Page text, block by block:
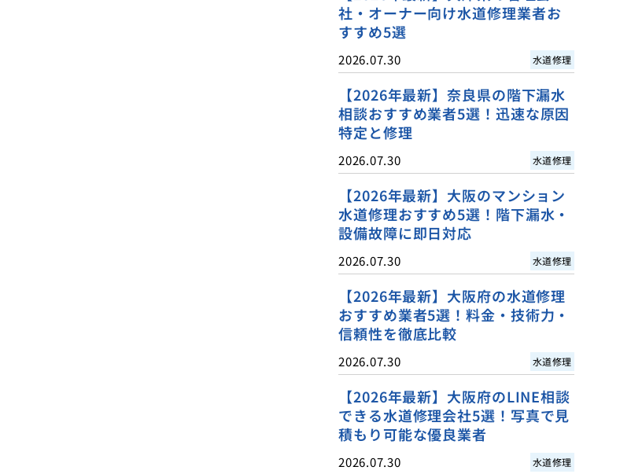
社・オーナー向け水道修理業者お
すすめ5選
2026.07.30 水道修理
【2026年最新】奈良県の階下漏水
相談おすすめ業者5選！迅速な原因
特定と修理
2026.07.30 水道修理
【2026年最新】大阪のマンション
水道修理おすすめ5選！階下漏水・
設備故障に即日対応
2026.07.30 水道修理
【2026年最新】大阪府の水道修理
おすすめ業者5選！料金・技術力・
信頼性を徹底比較
2026.07.30 水道修理
【2026年最新】大阪府のLINE相談
できる水道修理会社5選！写真で見
積もり可能な優良業者
2026.07.30 水道修理